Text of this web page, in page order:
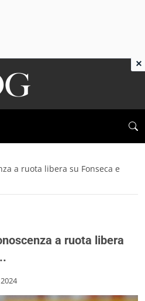
a ruota libera su Fonseca e
a ruota libera
×